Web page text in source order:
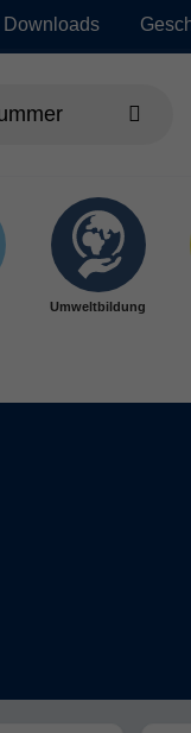
Downloads
Umweltbildung